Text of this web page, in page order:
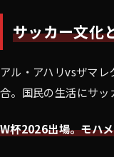
サッカー文化
アル・アハリvsザマ
合。国民の生活にサッ
W杯2026出場。モハ